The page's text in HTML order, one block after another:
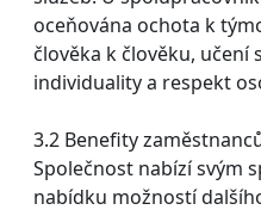
oceňována ochota k
člověka k člověku, učení
individuality a respekt
3.2 Benefity
Společnost nabízí svým
nabídku možností